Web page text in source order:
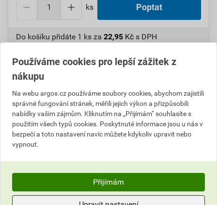
ks Poptat
Do košíku přidáte 1 ks za 22,95 Kč s DPH
Výrobky značky:
Popis
ANT10137 Elektroizolační páska 211
PVC/25x20x0,13/červená
Používáme cookies pro lepší zážitek z
nákupu
Na webu argos.cz používáme soubory cookies, abychom zajistili
správné fungování stránek, měřili jejich výkon a přizpůsobili
nabídky vašim zájmům. Kliknutím na „Přijímám“ souhlasíte s
použitím všech typů cookies. Poskytnuté informace jsou u nás v
bezpečí a toto nastavení navíc můžete kdykoliv upravit nebo
vypnout.
Přijímám